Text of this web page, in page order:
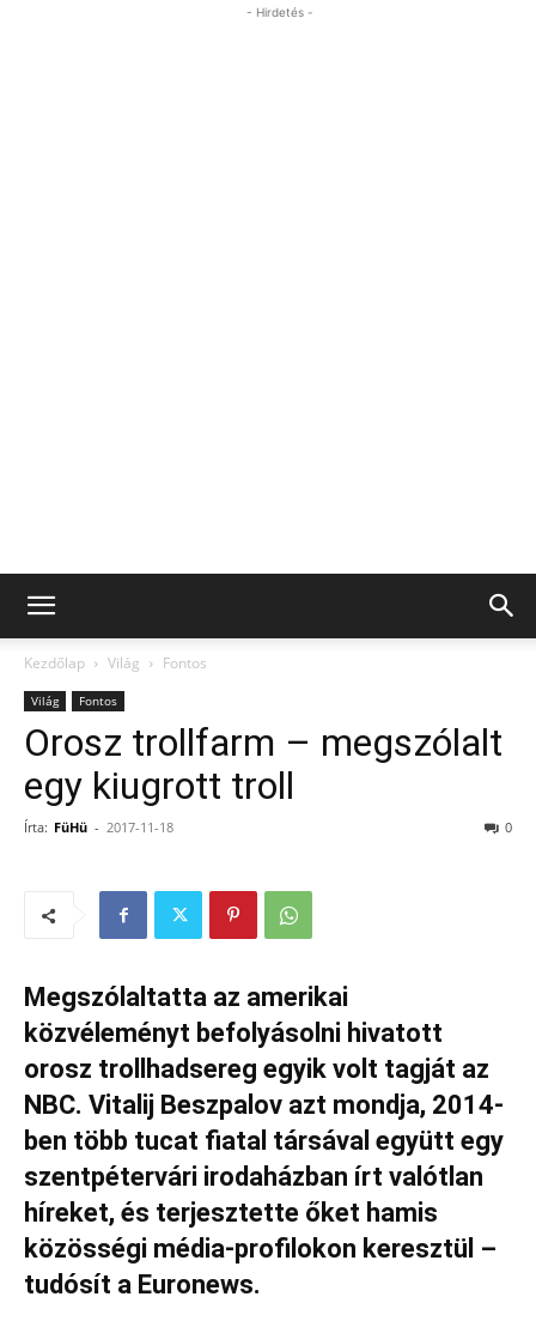
- Hirdetés -
Kezdőlap Világ Fontos
Világ Fontos
Orosz trollfarm – megszólalt
egy kiugrott troll
Írta: FüHü - 2017-11-18 0
Megszólaltatta az amerikai
közvéleményt befolyásolni hivatott
orosz trollhadsereg egyik volt tagját az
NBC. Vitalij Beszpalov azt mondja, 2014-
ben több tucat fiatal társával együtt egy
szentpétervári irodaházban írt valótlan
híreket, és terjesztette őket hamis
közösségi média-profilokon keresztül –
tudósít a Euronews.